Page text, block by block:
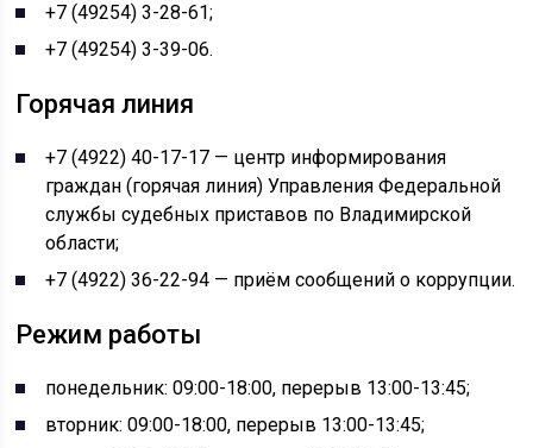
+7 (49254) 3-28-61;
+7 (49254) 3-39-06.
Горячая линия
+7 (4922) 40-17-17 — центр информирования
граждан (горячая линия) Управления Федеральной
службы судебных приставов по Владимирской
области;
+7 (4922) 36-22-94 — приём сообщений о коррупции.
Режим работы
понедельник: 09:00-18:00, перерыв 13:00-13:45;
вторник: 09:00-18:00, перерыв 13:00-13:45;